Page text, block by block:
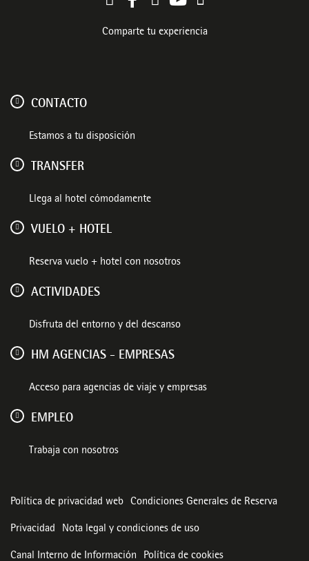
Comparte tu experiencia
CONTACTO
Estamos a tu disposición
TRANSFER
Llega al hotel cómodamente
VUELO + HOTEL
Reserva vuelo + hotel con nosotros
ACTIVIDADES
Disfruta del entorno y del descanso
HM AGENCIAS - EMPRESAS
Acceso para agencias de viaje y empresas
EMPLEO
Trabaja con nosotros
Política de privacidad web Condiciones Generales de Reserva
Privacidad Nota legal y condiciones de uso
Canal Interno de Información Política de cookies